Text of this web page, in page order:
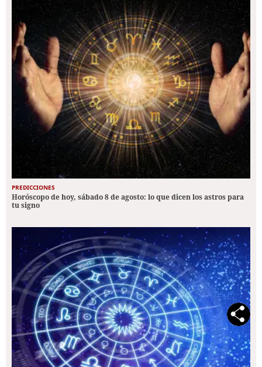
PREDICCIONES
Horóscopo de hoy, sábado 8 de agosto: lo que dicen los astros para
tu signo